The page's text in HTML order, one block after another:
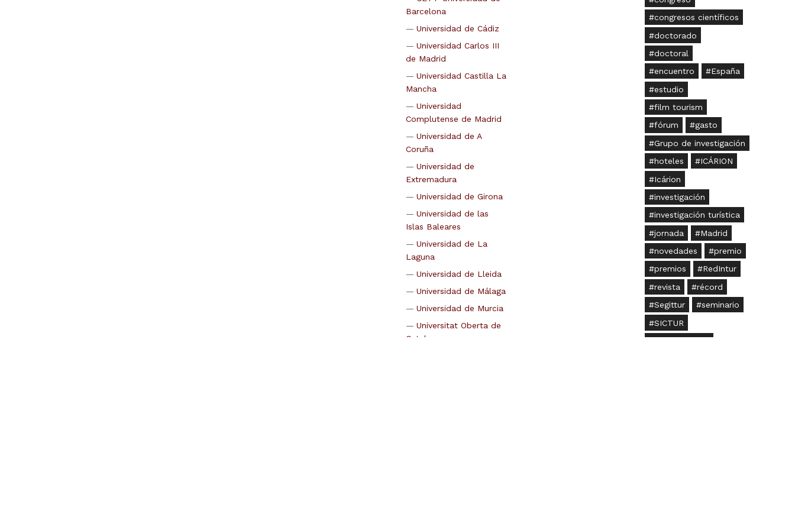
Barcelona
Universidad de Cádiz
Universidad Carlos III
de Madrid
Universidad Castilla La
Mancha
Universidad
Complutense de Madrid
Universidad de A
Coruña
Universidad de
Extremadura
Universidad de Girona
Universidad de las
Islas Baleares
Universidad de La
Laguna
Universidad de Lleida
Universidad de Málaga
Universidad de Murcia
Universitat Oberta de
Catalunya
congresos científicos
doctorado
doctoral
encuentro
España
estudio
film tourism
fórum
gasto
Grupo de investigación
hoteles
ICÁRION
Icárion
investigación
investigación turística
jornada
Madrid
novedades
premio
premios
RedIntur
revista
récord
Segittur
seminario
SICTUR